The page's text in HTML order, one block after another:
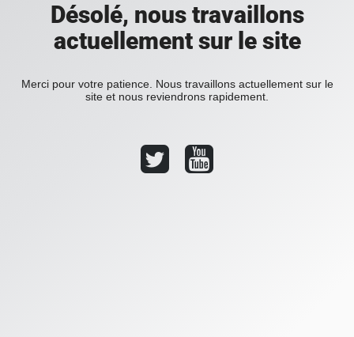
Désolé, nous travaillons
actuellement sur le site
Merci pour votre patience. Nous travaillons actuellement sur le
site et nous reviendrons rapidement.